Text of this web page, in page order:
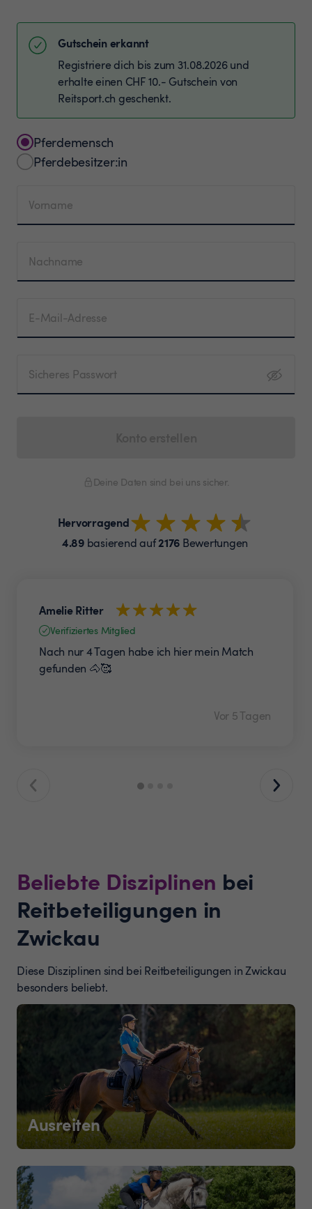
Gutschein erkannt
Registriere dich bis zum 31.08.2026 und
erhalte einen CHF 10.- Gutschein von
Reitsport.ch geschenkt.
Pferdemensch
Pferdebesitzer:in
Vorname
Nachname
E-Mail-Adresse
Sicheres Passwort
Deine Daten sind bei uns sicher.
Hervorragend
4.89basierend auf2176 Bewertungen
Amelie Ritter
Verifiziertes Mitglied
Nach nur 4 Tagen habe ich hier mein Match
gefunden 🐴🥰
Vor 5 Tagen
Beliebte Disziplinen bei
Reitbeteiligungen in
Zwickau
Diese Disziplinen sind bei Reitbeteiligungen in Zwickau
besonders beliebt.
Ausreiten